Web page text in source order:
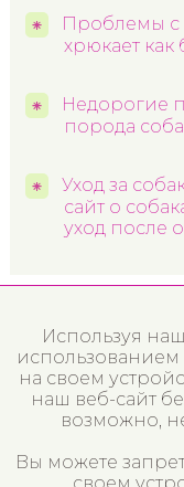
Проблемы с
хрюкает как
Недорогие
порода
Уход за
сайт о
уход после
Используя
на своем
наш веб-сайт
возможно,
Вы можете